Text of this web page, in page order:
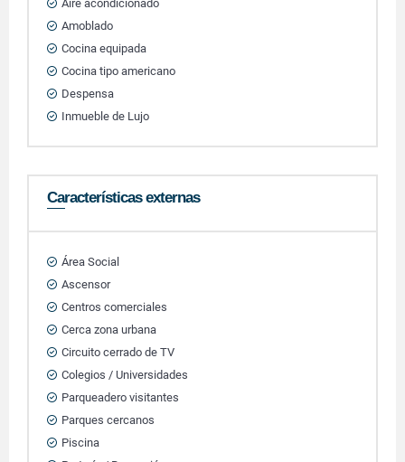
Aire acondicionado
Amoblado
Cocina equipada
Cocina tipo americano
Despensa
Inmueble de Lujo
Características externas
Área Social
Ascensor
Centros comerciales
Cerca zona urbana
Circuito cerrado de TV
Colegios / Universidades
Parqueadero visitantes
Parques cercanos
Piscina